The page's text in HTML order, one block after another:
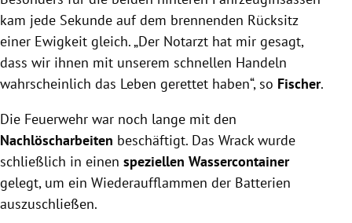
kam jede Sekunde auf dem brennenden Rücksitz
einer Ewigkeit gleich. „Der Notarzt hat mir gesagt,
dass wir ihnen mit unserem schnellen Handeln
wahrscheinlich das Leben gerettet haben“, so Fischer.
Die Feuerwehr war noch lange mit den
Nachlöscharbeiten beschäftigt. Das Wrack wurde
schließlich in einen speziellen Wassercontainer
gelegt, um ein Wiederaufflammen der Batterien
auszuschließen.